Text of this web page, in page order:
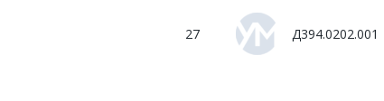
27 Д394.0202.001